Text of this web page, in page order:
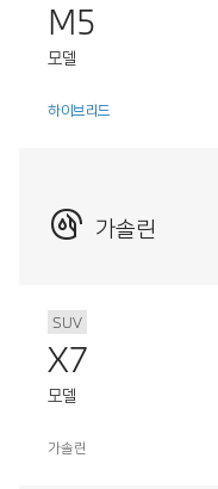
M5
모델
하이브리드
가솔린
SUV
X7
모델
가솔린